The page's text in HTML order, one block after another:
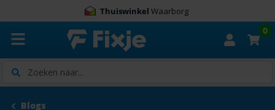
Thuiswinkel Waarborg
Zoeken
0
Blogs